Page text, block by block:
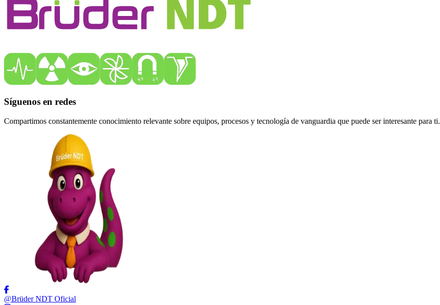
Síguenos en redes
Compartimos constantemente conocimiento relevante sobre equipos, procesos y tecnología de vanguardia que puede ser interesante para ti.
@Brüder NDT Oficial